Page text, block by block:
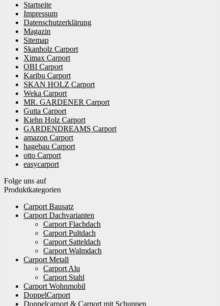
Startseite
Impressum
Datenschutzerklärung
Magazin
Sitemap
Skanholz Carport
Ximax Carport
OBI Carport
Karibu Carport
SKAN HOLZ Carport
Weka Carport
MR. GARDENER Carport
Gutta Carport
Kiehn Holz Carport
GARDENDREAMS Carport
amazon Carport
hagebau Carport
otto Carport
easycarport
Folge uns auf
Produktkategorien
Carport Bausatz
Carport Dachvarianten
Carport Flachdach
Carport Pultdach
Carport Satteldach
Carport Walmdach
Carport Metall
Carport Alu
Carport Stahl
Carport Wohnmobil
DoppelCarport
Doppelcarport & Carport mit Schuppen